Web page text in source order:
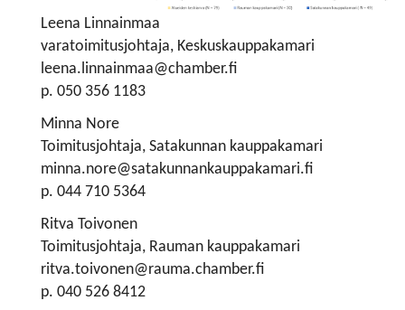
Leena Linnainmaa
varatoimitusjohtaja, Keskuskauppakamari
leena.linnainmaa@chamber.fi
p. 050 356 1183
Minna Nore
Toimitusjohtaja, Satakunnan kauppakamari
minna.nore@satakunnankauppakamari.fi
p. 044 710 5364
Ritva Toivonen
Toimitusjohtaja, Rauman kauppakamari
ritva.toivonen@rauma.chamber.fi
p. 040 526 8412